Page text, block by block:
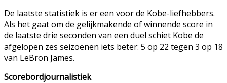
De laatste statistiek is er een voor de Kobe-liefhebbers.
Als het gaat om de gelijkmakende of winnende score in
de laatste drie seconden van een duel schiet Kobe de
afgelopen zes seizoenen iets beter: 5 op 22 tegen 3 op 18
van LeBron James.
Scorebordjournalistiek